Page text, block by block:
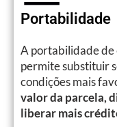
Portabilidade
A portabilidade de
permite substituir
condições mais
valor da parcela,
liberar mais